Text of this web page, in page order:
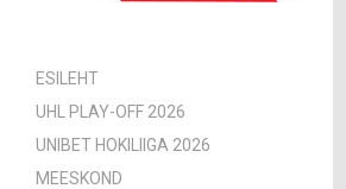
ESILEHT
UHL PLAY-OFF 2026
UNIBET HOKILIIGA 2026
MEESKOND